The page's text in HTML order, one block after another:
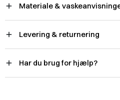
Materiale &
Levering & returnering
Har du brug for hjælp?